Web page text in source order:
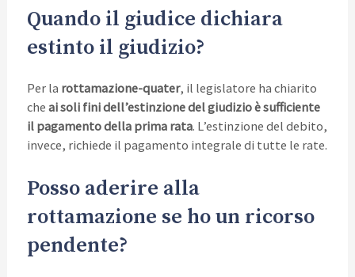
Quando il giudice dichiara
estinto il giudizio?
Per la rottamazione-quater, il legislatore ha chiarito
che ai soli fini dell’estinzione del giudizio è sufficiente
il pagamento della prima rata. L’estinzione del debito,
invece, richiede il pagamento integrale di tutte le rate.
Posso aderire alla
rottamazione se ho un ricorso
pendente?